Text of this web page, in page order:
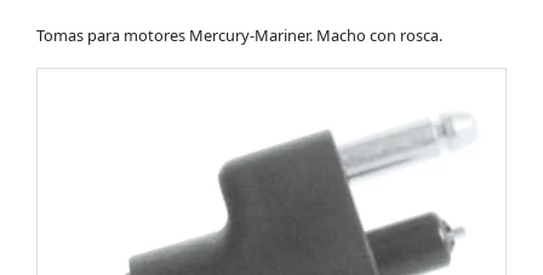
Tomas para motores Mercury-Mariner. Macho con rosca.